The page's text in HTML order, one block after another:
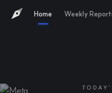
Home Weekly